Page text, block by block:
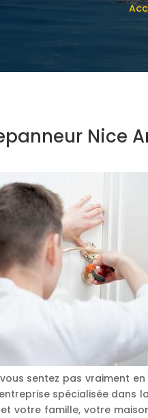
Nice
sentez pas vraiment
spécialisée dans
votre famille, votre